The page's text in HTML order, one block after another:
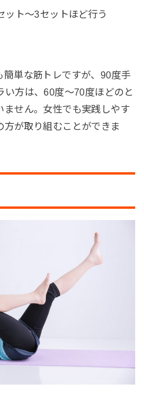
ット～3セットほど行う
簡単な筋トレですが、90度手
い方は、60度～70度ほどのと
ません。女性でも実践しやす
方が取り組むことができま